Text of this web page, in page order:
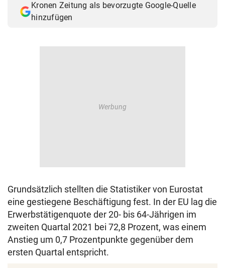
Kronen Zeitung als bevorzugte Google-Quelle
hinzufügen
Grundsätzlich stellten die Statistiker von Eurostat
eine gestiegene Beschäftigung fest. In der EU lag die
Erwerbstätigenquote der 20- bis 64-Jährigen im
zweiten Quartal 2021 bei 72,8 Prozent, was einem
Anstieg um 0,7 Prozentpunkte gegenüber dem
ersten Quartal entspricht.